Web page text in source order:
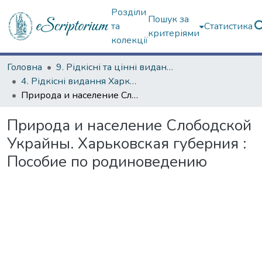
Розділи
та
колекції
Пошук за
критеріями
Статистика
Головна
9. Рідкісні та цінні видання
4. Рідкісні видання Харкова ХХ ст.
Природа и население Слободской Украйны. Харьковская губерния : Пособие по родиноведению
Природа и население Слободской
Украйны. Харьковская губерния :
Пособие по родиноведению